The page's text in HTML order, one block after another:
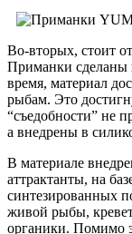
Во-вторых, стоит
Приманки сделаны
время, материал
рыбам. Это
“съедобности” не
а внедрены в
В материале
аттрактанты, на
синтезированных
живой рыбы,
органики. Помимо